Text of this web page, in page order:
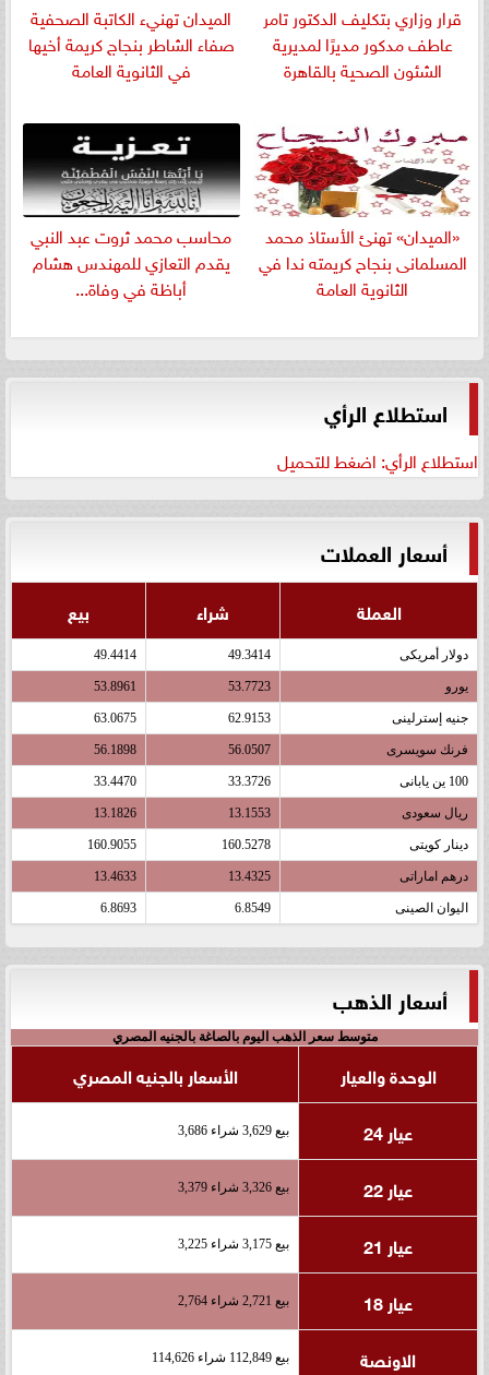
قرار وزاري بتكليف الدكتور تامر
عاطف مدكور مديرًا لمديرية
الشئون الصحية بالقاهرة
الميدان تهنيء الكاتبة الصحفية
صفاء الشاطر بنجاج كريمة أخيها
في الثانوية العامة
«الميدان» تهنئ الأستاذ محمد
المسلمانى بنجاح كريمته ندا في
الثانوية العامة
​محاسب محمد ثروت عبد النبي
يقدم التعازي للمهندس هشام
أباظة في وفاة...
استطلاع الرأي
استطلاع الرأي: اضغط للتحميل
أسعار العملات
العملة شراء بيع
دولار أمريكى 49.3414
49.4414
يورو 53.7723
53.8961
جنيه إسترلينى 62.9153
63.0675
فرنك سويسرى 56.0507
56.1898
100 ين يابانى 33.3726
33.4470
ريال سعودى 13.1553
13.1826
دينار كويتى 160.5278
160.9055
درهم اماراتى 13.4325
13.4633
اليوان الصينى 6.8549
6.8693
أسعار الذهب
متوسط سعر الذهب اليوم بالصاغة بالجنيه المصري
الوحدة والعيار
الأسعار بالجنيه المصري
عيار 24
بيع 3,629 شراء 3,686
عيار 22 بيع 3,326 شراء 3,379
عيار 21 بيع 3,175 شراء 3,225
عيار 18 بيع 2,721 شراء 2,764
الاونصة بيع 112,849 شراء 114,626